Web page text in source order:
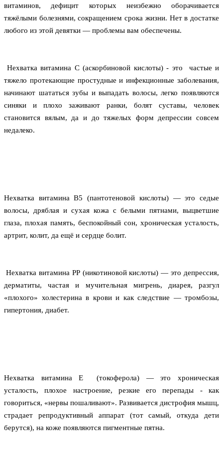
витаминов, дефицит которых неизбежно оборачивается
тяжёлыми болезнями, сокращением срока жизни. Нет в достатке
любого из этой девятки — проблемы вам обеспечены.
Нехватка витамина С (аскорбиновой кислоты) - это  частые и
тяжело протекающие простудные и инфекционные заболевания,
начинают шататься зубы и выпадать волосы, легко появляются
синяки и плохо заживают ранки, болят суставы, человек
становится вялым, да и до тяжелых форм депрессии совсем
недалеко.
Нехватка витамина B5 (пантотеновой кислоты) — это седые
волосы, дряблая и сухая кожа с белыми пятнами, выцветшие
глаза, плохая память, беспокойный сон, хроническая усталость,
артрит, колит, да ещё и сердце болит.
Нехватка витамина РР (никотиновой кислоты) — это депрессия,
дерматиты, частая и мучительная мигрень, диарея, разгул
«плохого» холестерина в крови и как следствие — тромбозы,
гипертония, диабет.
Нехватка витамина Е  (токоферола) — это хроническая
усталость, плохое настроение, резкие его перепады - как
говориться, «нервы пошаливают». Развивается дистрофия мышц,
страдает репродуктивный аппарат (тот самый, откуда дети
берутся), на коже появляются пигментные пятна.